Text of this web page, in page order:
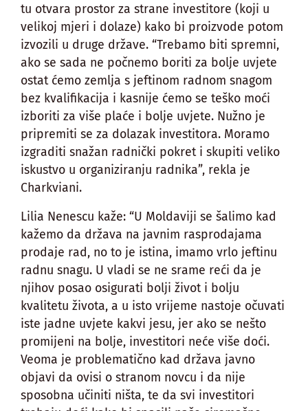
tu otvara prostor za strane investitore (koji u
velikoj mjeri i dolaze) kako bi proizvode potom
izvozili u druge države. “Trebamo biti spremni,
ako se sada ne počnemo boriti za bolje uvjete
ostat ćemo zemlja s jeftinom radnom snagom
bez kvalifikacija i kasnije ćemo se teško moći
izboriti za više plaće i bolje uvjete. Nužno je
pripremiti se za dolazak investitora. Moramo
izgraditi snažan radnički pokret i skupiti veliko
iskustvo u organiziranju radnika”, rekla je
Charkviani.
Lilia Nenescu kaže: “U Moldaviji se šalimo kad
kažemo da država na javnim rasprodajama
prodaje rad, no to je istina, imamo vrlo jeftinu
radnu snagu. U vladi se ne srame reći da je
njihov posao osigurati bolji život i bolju
kvalitetu života, a u isto vrijeme nastoje očuvati
iste jadne uvjete kakvi jesu, jer ako se nešto
promijeni na bolje, investitori neće više doći.
Veoma je problematično kad država javno
objavi da ovisi o stranom novcu i da nije
sposobna učiniti ništa, te da svi investitori